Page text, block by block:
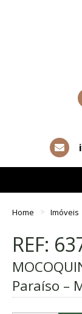
Home Imóveis
REF:
Paraíso –